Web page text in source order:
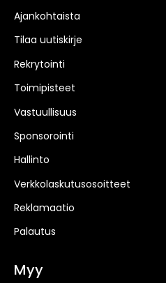
Ajankohtaista
Tilaa uutiskirje
Rekrytointi
Toimipisteet
Vastuullisuus
Sponsorointi
Hallinto
Verkkolaskutusosoitteet
Reklamaatio
Palautus
Myy